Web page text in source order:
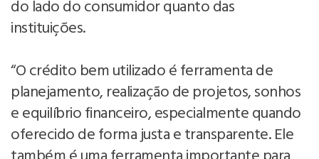
do lado do consumidor quanto das
instituições.
“O crédito bem utilizado é ferramenta de
planejamento, realização de projetos, sonhos
e equilíbrio financeiro, especialmente quando
oferecido de forma justa e transparente. Ele